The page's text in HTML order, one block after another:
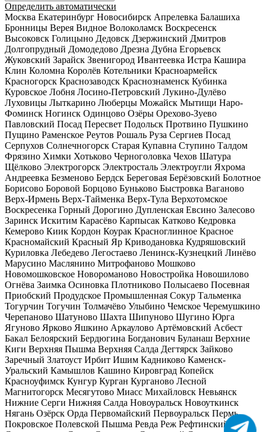
Определить автоматически
Москва Екатеринбург Новосибирск Апрелевка Балашиха
Бронницы Верея Видное Волоколамск Воскресенск
Высоковск Голицыно Дедовск Дзержинский Дмитров
Долгопрудный Домодедово Дрезна Дубна Егорьевск
Жуковский Зарайск Звенигород Ивантеевка Истра Кашира
Клин Коломна Королёв Котельники Красноармейск
Красногорск Краснозаводск Краснознаменск Кубинка
Куровское Лобня Лосино-Петровский Лукино-Дулёво
Луховицы Лыткарино Люберцы Можайск Мытищи Наро-
Фоминск Ногинск Одинцово Озёры Орехово-Зуево
Павловский Посад Пересвет Подольск Протвино Пушкино
Пущино Раменское Реутов Рошаль Руза Сергиев Посад
Серпухов Солнечногорск Старая Купавна Ступино Талдом
Фрязино Химки Хотьково Черноголовка Чехов Шатура
Щёлково Электрогорск Электросталь Электроугли Яхрома
Андреевка Безменово Бердск Береговая Берёзовский Болотное
Борисово Боровой Борцово Буньково Быстровка Ваганово
Верх-Ирмень Верх-Тайменка Верх-Тула Верхотомское
Воскресенка Горный Дорогино Дупленская Евсино Залесово
Заринск Искитим Карасёво Карпысак Катково Кедровка
Кемерово Киик Кордон Коурак Красноглинное Красное
Красномайский Красный Яр Криводановка Кудряшовский
Куриловка Лебедево Легостаево Ленинск-Кузнецкий Линёво
Марусино Маслянино Митрофаново Мошково
Новомошковское Новороманово Новостройка Новошилово
Огнёва Заимка Осиновка Плотниково Полысаево Посевная
Приобский Продудское Промышленная Сокур Тальменка
Тогурчин Тогучин Толмачёво Улыбино Чемское Черемушкино
Черепаново Шатуново Шахта Шипуново Шугино Юрга
Ягуново Ярково Яшкино Аркаулово Артёмовский Асбест
Бакал Белоярский Бердюгина Богданович Буланаш Верхние
Киги Верхняя Пышма Верхняя Салда Дегтярск Зайково
Заречный Златоуст Ирбит Ишим Кадниково Каменск-
Уральский Камышлов Кашино Кировград Копейск
Красноуфимск Кунгур Курган Курганово Лесной
Магнитогорск Месягутово Миасс Михайловск Невьянск
Нижние Серги Нижняя Салда Новоуральск Новоуткинск
Нягань Озёрск Орда Первомайский Первоуральск Пермь
Покровское Полевской Пышма Ревда Реж Рефтинский Сатка